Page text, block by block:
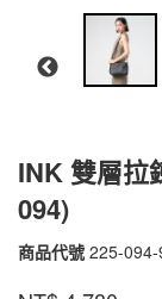
INK 雙層拉
094)
商品代號 225-
225-
品牌 PEPPER'S